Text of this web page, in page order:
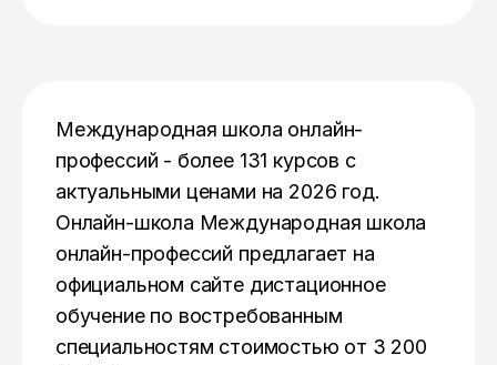
Международная школа онлайн-
профессий - более 131 курсов с
актуальными ценами на 2026 год.
Онлайн-школа Международная школа
онлайн-профессий предлагает на
официальном сайте дистационное
обучение по востребованным
специальностям стоимостью от 3 200